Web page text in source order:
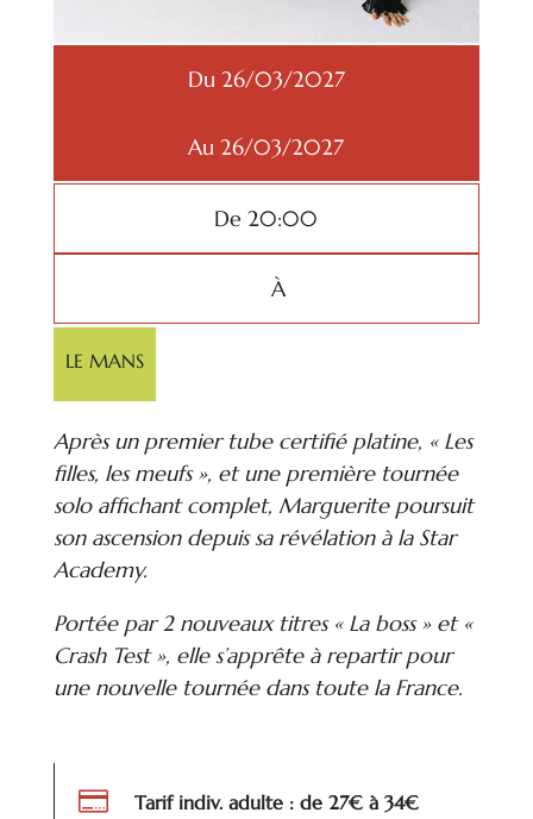
Du 26/03/2027
Au 26/03/2027
De 20:00
À
LE MANS
Après un premier tube certifié platine, « Les
filles, les meufs », et une première tournée
solo affichant complet, Marguerite poursuit
son ascension depuis sa révélation à la Star
Academy.
Portée par 2 nouveaux titres « La boss » et «
Crash Test », elle s’apprête à repartir pour
une nouvelle tournée dans toute la France.
 Tarif indiv. adulte : de 27€ à 34€